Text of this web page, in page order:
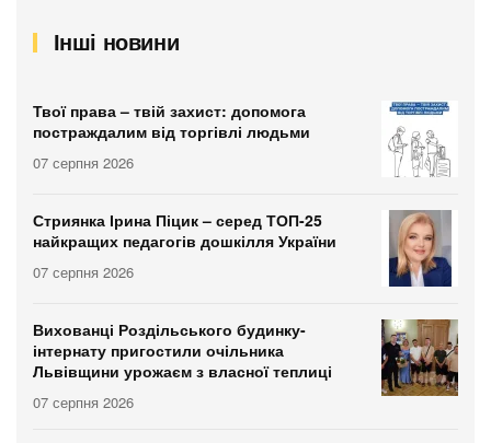
Інші новини
Твої права – твій захист: допомога
постраждалим від торгівлі людьми
07 серпня 2026
Стриянка Ірина Піцик – серед ТОП-25
найкращих педагогів дошкілля України
07 серпня 2026
Вихованці Роздільського будинку-
інтернату пригостили очільника
Львівщини урожаєм з власної теплиці
07 серпня 2026